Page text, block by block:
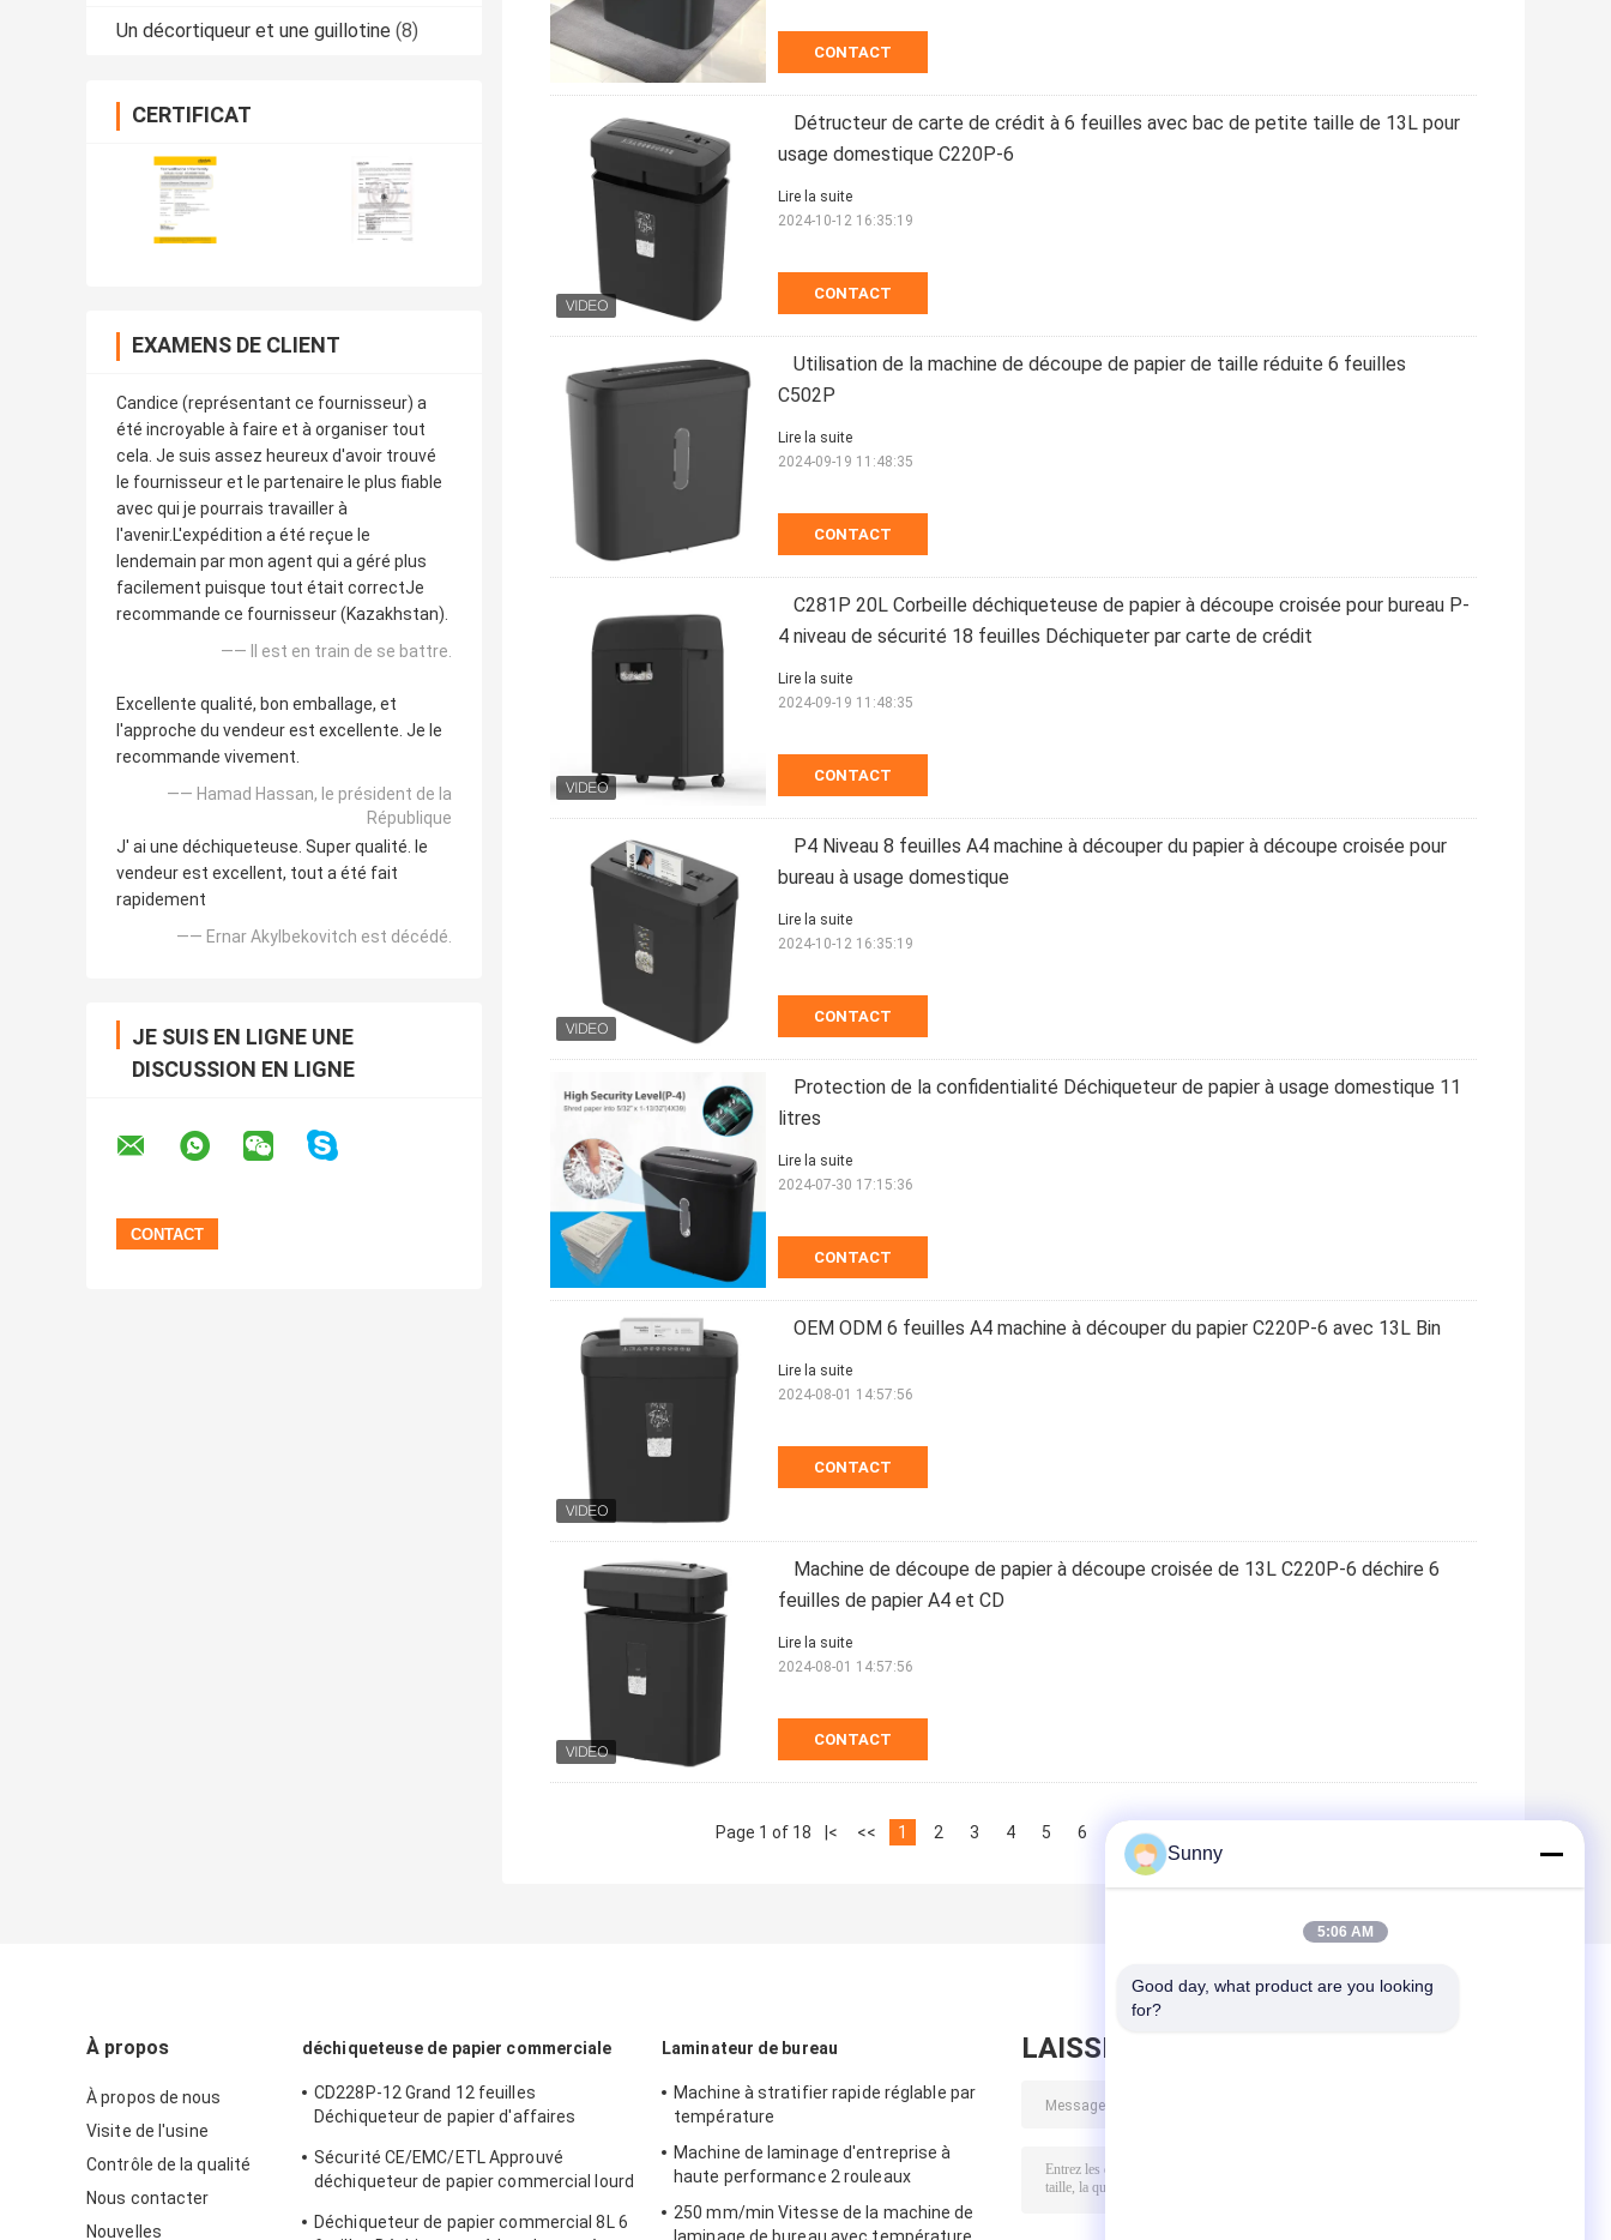
Un décortiqueur et une guillotine (8)
CERTIFICAT
EXAMENS DE CLIENT
Candice (représentant ce fournisseur) a
été incroyable à faire et à organiser tout
cela. Je suis assez heureux d'avoir trouvé
le fournisseur et le partenaire le plus fiable
avec qui je pourrais travailler à
l'avenir.L'expédition a été reçue le
lendemain par mon agent qui a géré plus
facilement puisque tout était correctJe
recommande ce fournisseur (Kazakhstan).
—— Il est en train de se battre.
Excellente qualité, bon emballage, et
l'approche du vendeur est excellente. Je le
recommande vivement.
—— Hamad Hassan, le président de la
République
J' ai une déchiqueteuse. Super qualité. le
vendeur est excellent, tout a été fait
rapidement
—— Ernar Akylbekovitch est décédé.
JE SUIS EN LIGNE UNE
DISCUSSION EN LIGNE
CONTACT
Détructeur de carte de crédit à 6 feuilles avec bac de petite taille de 13L pour
usage domestique C220P-6
CONTACT
Lire la suite
2024-10-12 16:35:19
Utilisation de la machine de découpe de papier de taille réduite 6 feuilles
C502P
CONTACT
Lire la suite
2024-09-19 11:48:35
C281P 20L Corbeille déchiqueteuse de papier à découpe croisée pour bureau P-
4 niveau de sécurité 18 feuilles Déchiqueter par carte de crédit
CONTACT
Lire la suite
2024-09-19 11:48:35
P4 Niveau 8 feuilles A4 machine à découper du papier à découpe croisée pour
bureau à usage domestique
CONTACT
Lire la suite
2024-10-12 16:35:19
Protection de la confidentialité Déchiqueteur de papier à usage domestique 11
litres
CONTACT
Lire la suite
2024-07-30 17:15:36
OEM ODM 6 feuilles A4 machine à découper du papier C220P-6 avec 13L Bin
CONTACT
Lire la suite
2024-08-01 14:57:56
Machine de découpe de papier à découpe croisée de 13L C220P-6 déchire 6
feuilles de papier A4 et CD
CONTACT
Lire la suite
2024-08-01 14:57:56
Page 1 of 18 |< << 1 2 3 4 5 6 8
À propos
À propos de nous
Visite de l'usine
Contrôle de la qualité
Nous contacter
Nouvelles
déchiqueteuse de papier commerciale
CD228P-12 Grand 12 feuilles
Déchiqueteur de papier d'affaires
commerciales 25L
Sécurité CE/EMC/ETL Approuvé
déchiqueteur de papier commercial lourd
Déchiqueteur de papier commercial 8L 6
Laminateur de bureau
Machine à stratifier rapide réglable par
température
Machine de laminage d'entreprise à
haute performance 2 rouleaux
250 mm/min Vitesse de la machine de
LAISSEZ UN MESSAGE
Sunny
5:06 AM
Good day, what product are you looking
for?